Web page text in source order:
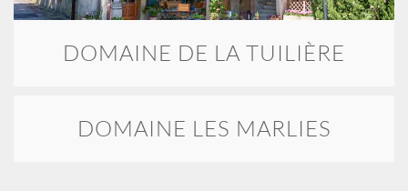
DOMAINE DE LA TUILIÈRE
DOMAINE LES MARLIES